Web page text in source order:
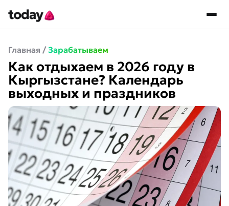
Главная / Зарабатываем
Как отдыхаем в 2026 году в
Кыргызстане? Календарь
выходных и праздников